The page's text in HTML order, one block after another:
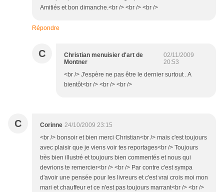
Amitiés et bon dimanche.<br /> <br /> <br />
Répondre
C
Christian menuisier d'art de
Montner
02/11/2009
20:53
<br /> J'espère ne pas être le dernier surtout . A
bientôt<br /> <br /> <br />
C Corinne 24/10/2009 23:15
<br /> bonsoir et bien merci Christian<br /> mais c'est toujours
avec plaisir que je viens voir tes reportages<br /> Toujours
très bien illustré et toujours bien commentés et nous qui
devrions te remercier<br /> <br /> Par contre c'est sympa
d'avoir une pensée pour les livreurs et c'est vrai crois moi mon
mari et chauffeur et ce n'est pas toujours marrant<br /> <br />